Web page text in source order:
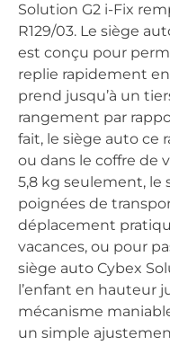
Solution G2 i-Fix
R129/03. Le siège
est conçu pour
replie rapidement
prend jusqu’à un
rangement par
fait, le siège auto ce
ou dans le coffre de
5,8 kg seulement, le
poignées de
déplacement
vacances, ou pour
siège auto Cybex
l’enfant en hauteur
mécanisme
un simple